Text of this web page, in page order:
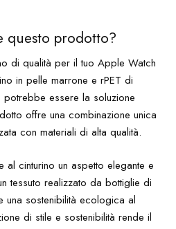
questo prodotto?
di qualità per il tuo Apple Watch
in pelle marrone e rPET di
potrebbe essere la soluzione
offre una combinazione unica
con materiali di alta qualità.
al cinturino un aspetto elegante e
tessuto realizzato da bottiglie di
una sostenibilità ecologica al
di stile e sostenibilità rende il